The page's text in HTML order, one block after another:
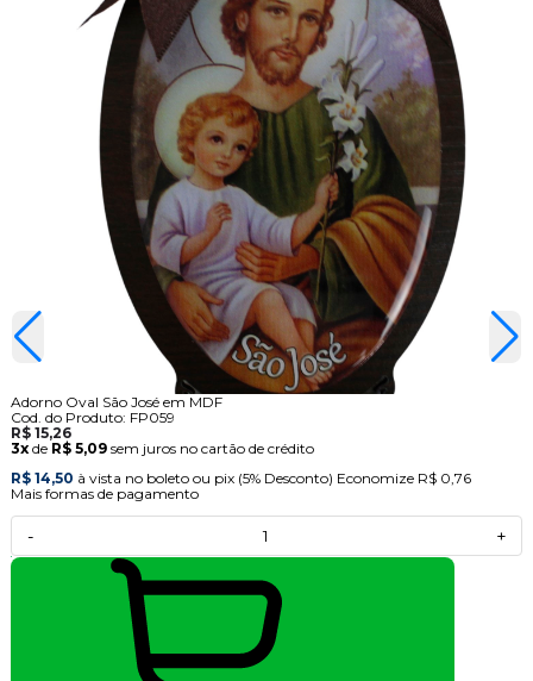
Adorno Oval São José em MDF
Cod. do Produto: FP059
R$ 15,26
3xde R$ 5,09 sem juros no cartão de crédito
R$ 14,50 à vista no boleto ou pix (5% Desconto) Economize R$ 0,76
Mais formas de pagamento
- +